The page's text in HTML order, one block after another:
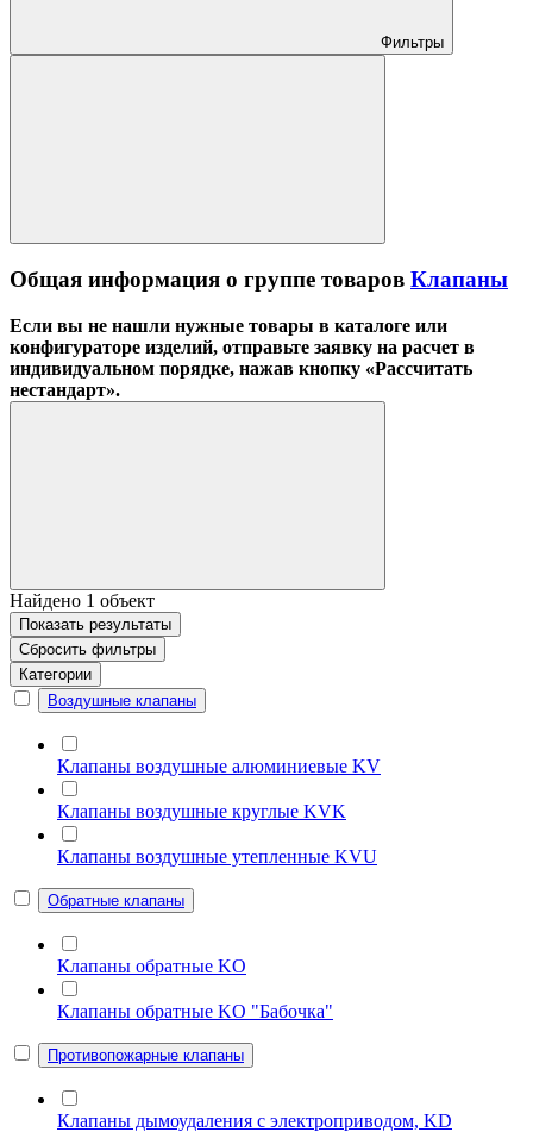
Фильтры
Общая информация о группе товаров Клапаны
Если вы не нашли нужные товары в каталоге или
конфигураторе изделий, отправьте заявку на расчет в
индивидуальном порядке, нажав кнопку «Рассчитать
нестандарт».
Найдено 1 объект
Показать результаты
Сбросить фильтры
Категории
Воздушные клапаны
Клапаны воздушные алюминиевые KV
Клапаны воздушные круглые KVK
Клапаны воздушные утепленные KVU
Обратные клапаны
Клапаны обратные KO
Клапаны обратные KO "Бабочка"
Противопожарные клапаны
Клапаны дымоудаления с электроприводом, KD